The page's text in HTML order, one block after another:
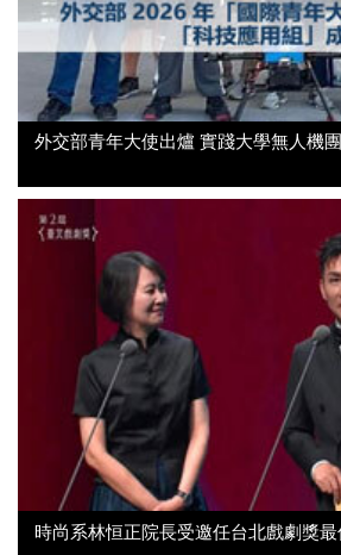
外交部青年大使出爐 實踐大學無人機
時尚系林恒正院長受邀任台北戲劇獎